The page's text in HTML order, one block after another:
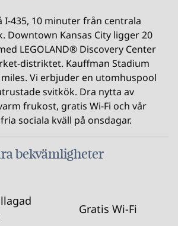
I-435, 10 minuter från centrala
Downtown Kansas City ligger 20
LEGOLAND® Discovery Center
distriktet. Kauffman Stadium
Vi erbjuder en utomhuspool
svitkök. Dra nytta av
frukost, gratis Wi-Fi och vår
sociala kväll på onsdagar.
bekvämligheter
Gratis Wi-Fi